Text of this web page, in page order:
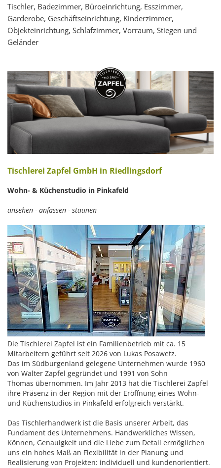
Tischler, Badezimmer, Büroeinrichtung, Esszimmer,
Garderobe, Geschäftseinrichtung, Kinderzimmer,
Objekteinrichtung, Schlafzimmer, Vorraum, Stiegen und
Geländer
Tischlerei Zapfel GmbH in Riedlingsdorf
Wohn- & Küchenstudio in Pinkafeld
ansehen - anfassen - staunen
Die Tischlerei Zapfel ist ein Familienbetrieb mit ca. 15
Mitarbeitern geführt seit 2026 von Lukas Posawetz.
Das im Südburgenland gelegene Unternehmen wurde 1960
von Walter Zapfel gegründet und 1991 von Sohn
Thomas übernommen. Im Jahr 2013 hat die Tischlerei Zapfel
ihre Präsenz in der Region mit der Eröffnung eines Wohn-
und Küchenstudios in Pinkafeld erfolgreich verstärkt.
Das Tischlerhandwerk ist die Basis unserer Arbeit, das
Fundament des Unternehmens. Handwerkliches Wissen,
Können, Genauigkeit und die Liebe zum Detail ermöglichen
uns ein hohes Maß an Flexibilität in der Planung und
Realisierung von Projekten: individuell und kundenorientiert.